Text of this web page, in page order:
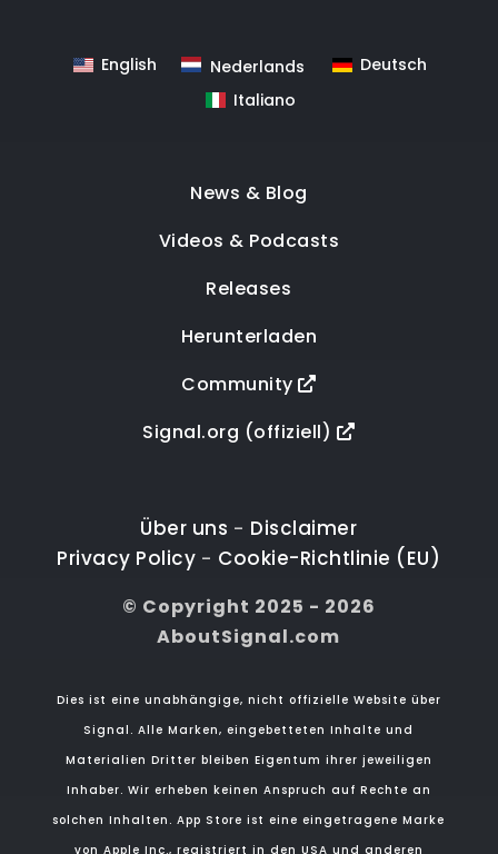
English Nederlands
Deutsch
Italiano
News & Blog
Videos & Podcasts
Releases
Herunterladen
Community
Signal.org (offiziell)
Über uns - Disclaimer
Privacy Policy - Cookie-Richtlinie (EU)
© Copyright 2025 - 2026
AboutSignal.com
Dies ist eine unabhängige, nicht offizielle Website über
Signal. Alle Marken, eingebetteten Inhalte und
Materialien Dritter bleiben Eigentum ihrer jeweiligen
Inhaber. Wir erheben keinen Anspruch auf Rechte an
solchen Inhalten. App Store ist eine eingetragene Marke
von Apple Inc., registriert in den USA und anderen